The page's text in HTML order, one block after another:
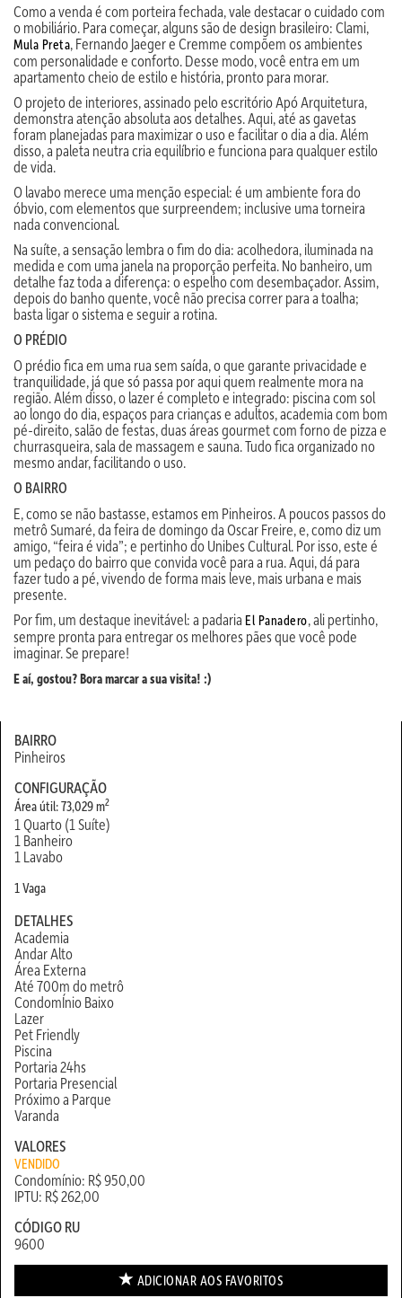
Como a venda é com porteira fechada, vale destacar o cuidado com
o mobiliário. Para começar, alguns são de design brasileiro: Clami,
Mula Preta, Fernando Jaeger e Cremme compõem os ambientes
com personalidade e conforto. Desse modo, você entra em um
apartamento cheio de estilo e história, pronto para morar.
O projeto de interiores, assinado pelo escritório Apó Arquitetura,
demonstra atenção absoluta aos detalhes. Aqui, até as gavetas
foram planejadas para maximizar o uso e facilitar o dia a dia. Além
disso, a paleta neutra cria equilíbrio e funciona para qualquer estilo
de vida.
O lavabo merece uma menção especial: é um ambiente fora do
óbvio, com elementos que surpreendem; inclusive uma torneira
nada convencional.
Na suíte, a sensação lembra o fim do dia: acolhedora, iluminada na
medida e com uma janela na proporção perfeita. No banheiro, um
detalhe faz toda a diferença: o espelho com desembaçador. Assim,
depois do banho quente, você não precisa correr para a toalha;
basta ligar o sistema e seguir a rotina.
O PRÉDIO
O prédio fica em uma rua sem saída, o que garante privacidade e
tranquilidade, já que só passa por aqui quem realmente mora na
região. Além disso, o lazer é completo e integrado: piscina com sol
ao longo do dia, espaços para crianças e adultos, academia com bom
pé-direito, salão de festas, duas áreas gourmet com forno de pizza e
churrasqueira, sala de massagem e sauna. Tudo fica organizado no
mesmo andar, facilitando o uso.
O BAIRRO
E, como se não bastasse, estamos em Pinheiros. A poucos passos do
metrô Sumaré, da feira de domingo da Oscar Freire, e, como diz um
amigo, “feira é vida”; e pertinho do Unibes Cultural. Por isso, este é
um pedaço do bairro que convida você para a rua. Aqui, dá para
fazer tudo a pé, vivendo de forma mais leve, mais urbana e mais
presente.
Por fim, um destaque inevitável: a padaria El Panadero, ali pertinho,
sempre pronta para entregar os melhores pães que você pode
imaginar. Se prepare!
E aí, gostou? Bora marcar a sua visita! :)
BAIRRO
Pinheiros
CONFIGURAÇÃO
Área útil: 73,029 m2
1 Quarto (1 Suíte)
1 Banheiro
1 Lavabo
1 Vaga
DETALHES
Academia
Andar Alto
Área Externa
Até 700m do metrô
CondomÍnio Baixo
Lazer
Pet Friendly
Piscina
Portaria 24hs
Portaria Presencial
Próximo a Parque
Varanda
VALORES
VENDIDO
Condomínio: R$ 950,00
IPTU: R$ 262,00
CÓDIGO RU
9600
ADICIONAR AOS FAVORITOS